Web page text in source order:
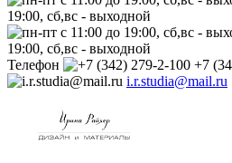
19:00, сб,вс - выходной
19:00, сб,вс - выходной
Телефон
+7
i.r.studia@mail.ru